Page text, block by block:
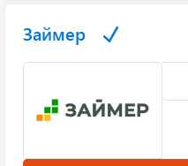
Займер